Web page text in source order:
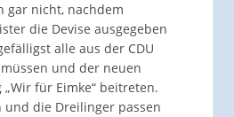
gar nicht, nachdem
die Devise ausgegeben
alle aus der CDU
und der neuen
„Wir für Eimke“ beitreten.
und die Dreilinger passen